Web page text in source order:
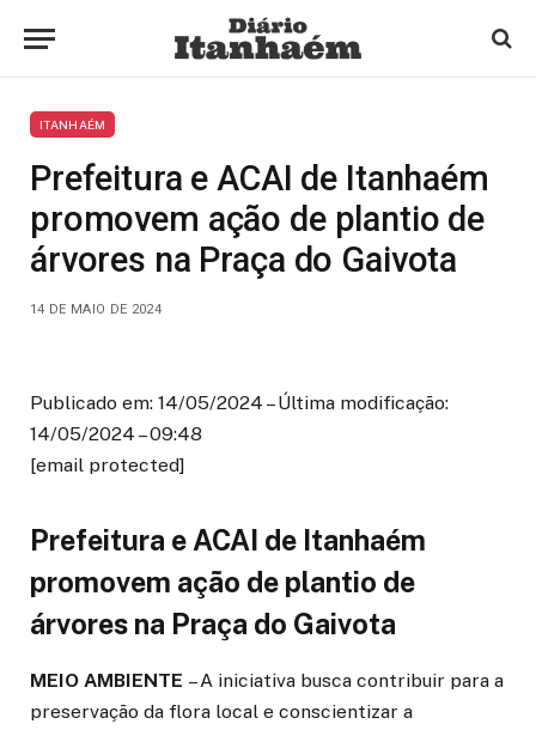
ITANHAÉM
Prefeitura e ACAI de Itanhaém
promovem ação de plantio de
árvores na Praça do Gaivota
14 DE MAIO DE 2024
Publicado em: 14/05/2024 – Última modificação:
14/05/2024 – 09:48
[email protected]
Prefeitura e ACAI de Itanhaém
promovem ação de plantio de
árvores na Praça do Gaivota
MEIO AMBIENTE – A iniciativa busca contribuir para a
preservação da flora local e conscientizar a